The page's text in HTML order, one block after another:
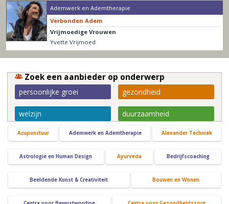
Ademwerk en Ademtherapie
Verbonden Adem
Vrijmoedige Vrouwen
Yvette Vrijmoed
Zoek een aanbieder op onderwerp
persoonlijke groei gezondheid
welzijn duurzaamheid
Acupunctuur Ademwerk en Ademtherapie Alexander Techniek
Astrologie en Human Design Ayurveda Bedrijfscoaching
Beeldende Kunst & Creativiteit Bouwen en Wonen